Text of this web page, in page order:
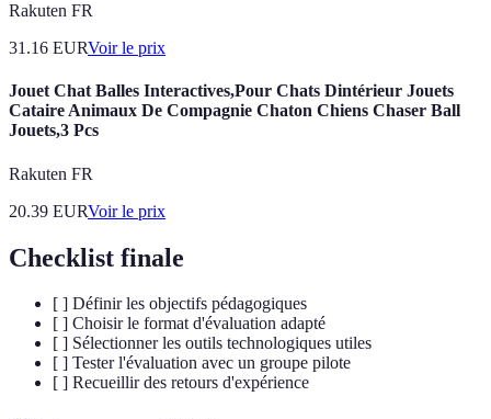
Rakuten FR
31.16 EURVoir le prix
Jouet Chat Balles Interactives,Pour Chats Dintérieur Jouets
Cataire Animaux De Compagnie Chaton Chiens Chaser Ball
Jouets,3 Pcs
Rakuten FR
20.39 EURVoir le prix
Checklist finale
[ ] Définir les objectifs pédagogiques
[ ] Choisir le format d'évaluation adapté
[ ] Sélectionner les outils technologiques utiles
[ ] Tester l'évaluation avec un groupe pilote
[ ] Recueillir des retours d'expérience